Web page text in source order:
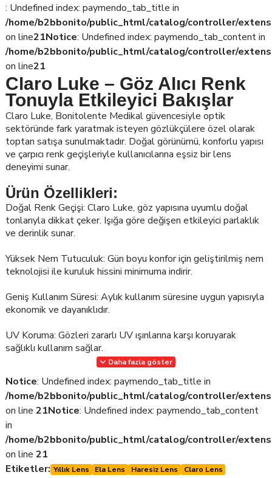
: Undefined index: paymendo_tab_title in
/home/b2bbonito/public_html/catalog/controller/
on line21Notice: Undefined index: paymendo_tab_content in
/home/b2bbonito/public_html/catalog/controller/
on line21
Claro Luke – Göz Alıcı Renk
Tonuyla Etkileyici Bakışlar
Claro Luke, Bonitolente Medikal güvencesiyle optik
sektöründe fark yaratmak isteyen gözlükçülere özel olarak
toptan satışa sunulmaktadır. Doğal görünümü, konforlu yapısı
ve çarpıcı renk geçişleriyle kullanıcılarına eşsiz bir lens
deneyimi sunar.
Ürün Özellikleri:
Doğal Renk Geçişi: Claro Luke, göz yapısına uyumlu doğal
tonlarıyla dikkat çeker. Işığa göre değişen etkileyici parlaklık
ve derinlik sunar.
Yüksek Nem Tutuculuk: Gün boyu konfor için geliştirilmiş nem
teknolojisi ile kuruluk hissini minimuma indirir.
Geniş Kullanım Süresi: Aylık kullanım süresine uygun yapısıyla
ekonomik ve dayanıklıdır.
UV Koruma: Gözleri zararlı UV ışınlarına karşı koruyarak
sağlıklı kullanım sağlar.
lens yapısı ile kolay takılıp çıkarılır.
Neden Claro Luke?
Toptan alım avantajı ile yüksek kar marjı
Bonitolente Medikal güvencesiyle hızlı tedarik ve stok
garantisi
Daha fazla göster
Notice: Undefined index: paymendo_tab_title in
/home/b2bbonito/public_html/catalog/controller/
on line 21Notice: Undefined index: paymendo_tab_content
in
/home/b2bbonito/public_html/catalog/controller/
on line 21
Etiketler: Yıllık Lens Ela Lens Haresiz Lens Claro Lens